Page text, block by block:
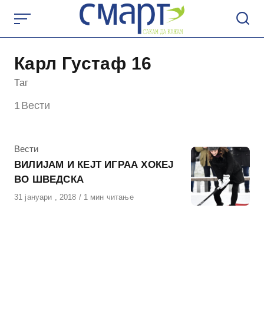
content
Карл Густаф 16
Таг
1 Вести
КАтегорија
Вести
ВИЛИЈАМ И КЕЈТ ИГРАА ХОКЕЈ
ВО ШВЕДСКА
Објавено
31 јануари , 2018 1 мин читање